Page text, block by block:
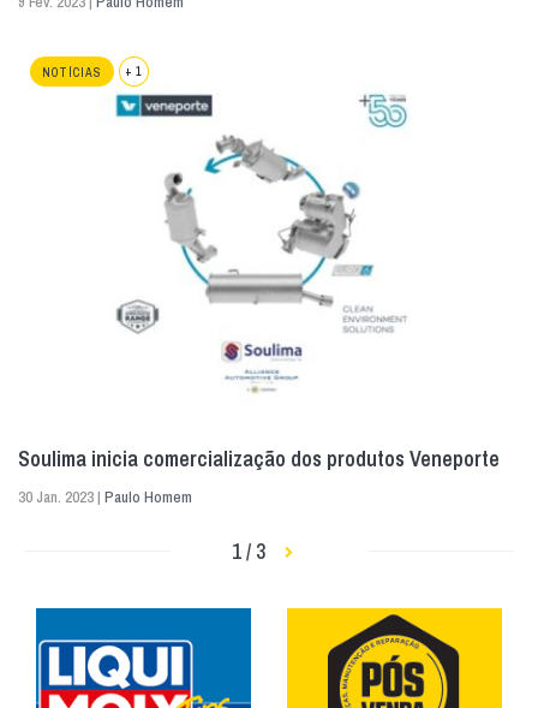
NOTÍCIAS + 1
Soulima inicia comercialização dos produtos Veneporte
30 Jan. 2023 | Paulo Homem
1 / 3